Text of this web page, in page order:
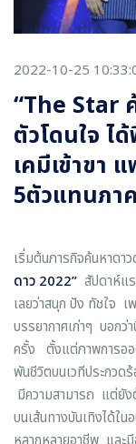
2022-10-25
“The Star
ตัวโดนใจ ไ
เคมีเข้าขา
5ตัวแทนภา
เริ่มต้นภารกิจค้นหาดา
ดาว 2022” สัปดาห์แ
เลยว่าสนุก ปัง ทัชใจ
บรรยากาศเก่าๆ บอกว่
ครั้ง ตั้งแต่ภาพการอ
พันชีวิตบนเวทีประกวด
มีความสามารถ แต่ยัง
บนเส้นทางบันเทิงได้ใ